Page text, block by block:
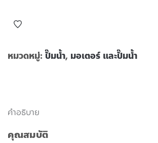
หมวดหมู่: ปั๊มน้ำ, มอเตอร์ และปั๊มน้ำ
คำอธิบาย
คุณสมบัติ